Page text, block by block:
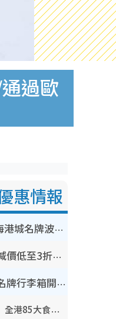
過歐
惠情報
開倉優惠 | 尖沙咀海港城名牌波鞋開倉低至1折！On鞋$899起／Joy&Peace鞋履$98起
CHANEL美妝限時減價低至3折！人氣粉底/唇膏/精華液低至$275！COCO香水都有平
開倉優惠｜尖沙咀名牌行李箱開倉低至4折！一連5日 American Tourister/ace./Hallmark $200起！
【8月生日優惠2026】全港85大食買玩著數攻略 自助餐/火鍋放題同行免費＋誠品/DONKI送現金券